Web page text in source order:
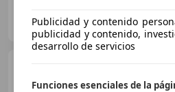
ES-03007 ALICANTE
Publicidad y contenido
publicidad y contenido,
desarrollo de servicios
Funciones esenciales de la